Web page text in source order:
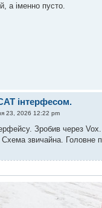
а іменно пусто.
інтерфесом.
23, 2026 12:22 pm
Зробив через
звичайна. Головне